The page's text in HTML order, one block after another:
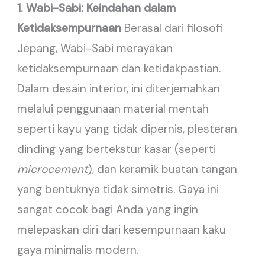
1. Wabi-Sabi: Keindahan dalam
Ketidaksempurnaan Berasal dari filosofi
Jepang, Wabi-Sabi merayakan
ketidaksempurnaan dan ketidakpastian.
Dalam desain interior, ini diterjemahkan
melalui penggunaan material mentah
seperti kayu yang tidak dipernis, plesteran
dinding yang bertekstur kasar (seperti
microcement), dan keramik buatan tangan
yang bentuknya tidak simetris. Gaya ini
sangat cocok bagi Anda yang ingin
melepaskan diri dari kesempurnaan kaku
gaya minimalis modern.